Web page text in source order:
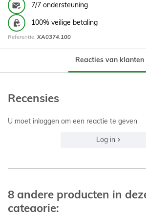
7/7 ondersteuning
100% veilige betaling
Referentie: XA0374.100
Reacties van klanten
Recensies
U moet inloggen om een reactie te geven
Log in
8 andere producten in
categorie: